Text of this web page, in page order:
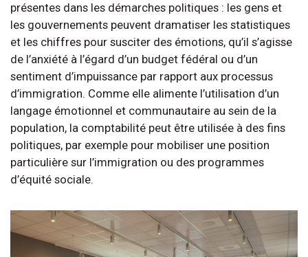
présentes dans les démarches politiques : les gens et
les gouvernements peuvent dramatiser les statistiques
et les chiffres pour susciter des émotions, qu’il s’agisse
de l’anxiété à l’égard d’un budget fédéral ou d’un
sentiment d’impuissance par rapport aux processus
d’immigration. Comme elle alimente l’utilisation d’un
langage émotionnel et communautaire au sein de la
population, la comptabilité peut être utilisée à des fins
politiques, par exemple pour mobiliser une position
particulière sur l’immigration ou des programmes
d’équité sociale.